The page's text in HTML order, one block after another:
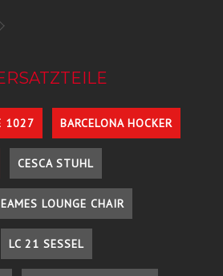
1027 BARCELONA HOCKER
CESCA STUHL
EAMES LOUNGE CHAIR
LC 21 SESSEL